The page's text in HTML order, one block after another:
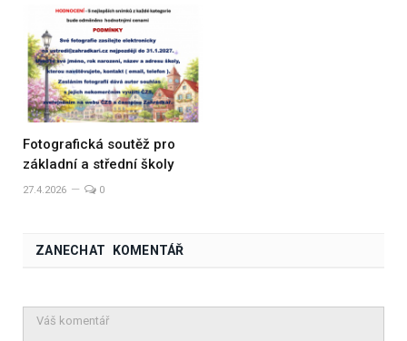
Fotografická soutěž pro
základní a střední školy
27.4.2026 0
ZANECHAT KOMENTÁŘ